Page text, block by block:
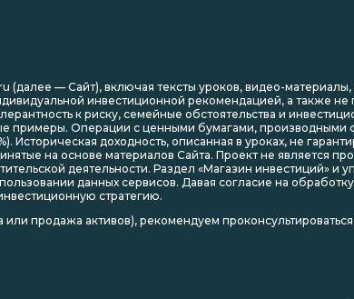
— Сайт), включая тексты уроков, видео-
инвестиционной рекомендацией, а также
к риску, семейные обстоятельства и
примеры. Операции с ценными бумагами,
Историческая доходность, описанная в уроках, не
на основе материалов Сайта. Проект не является
деятельности. Раздел «Магазин инвестиций»
данных сервисов. Давая согласие на
стратегию.
продажа активов), рекомендуем